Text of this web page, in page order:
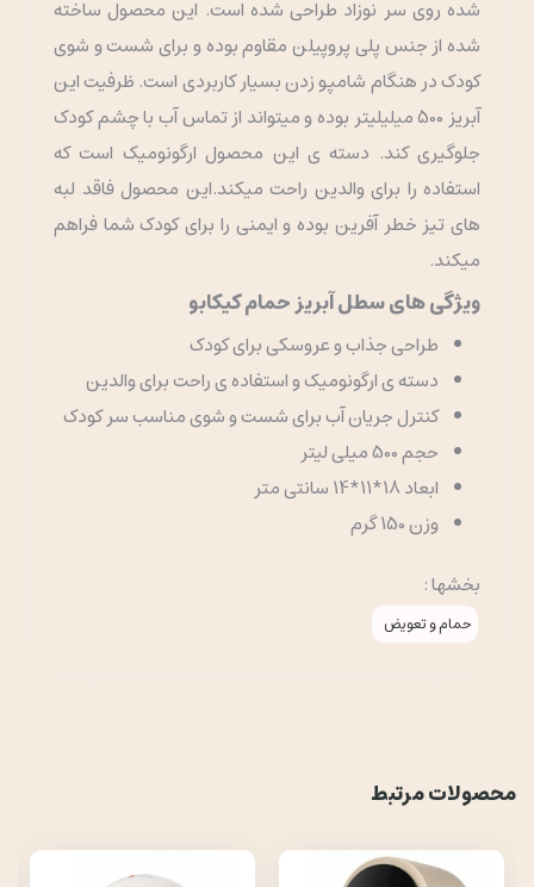
شده روی سر نوزاد طراحی شده است. این محصول ساخته
شده از جنس پلی پروپیلن مقاوم بوده و برای شست و شوی
کودک در هنگام شامپو زدن بسیار کاربردی است. ظرفیت این
آبریز 500 میلیلیتر بوده و میتواند از تماس آب با چشم کودک
جلوگیری کند. دسته ی این محصول ارگونومیک است که
استفاده را برای والدین راحت میکند.این محصول فاقد لبه
های تیز خطر آفرین بوده و ایمنی را برای کودک شما فراهم
میکند.
ویژگی های سطل آبریز حمام کیکابو
طراحی جذاب و عروسکی برای کودک
دسته ی ارگونومیک و استفاده ی راحت برای والدین
کنترل جریان آب برای شست و شوی مناسب سر کودک
حجم 500 میلی لیتر
ابعاد 18*11*14 سانتی متر
وزن 150 گرم
بخشها :
حمام و تعویض
محصولات مرتبط